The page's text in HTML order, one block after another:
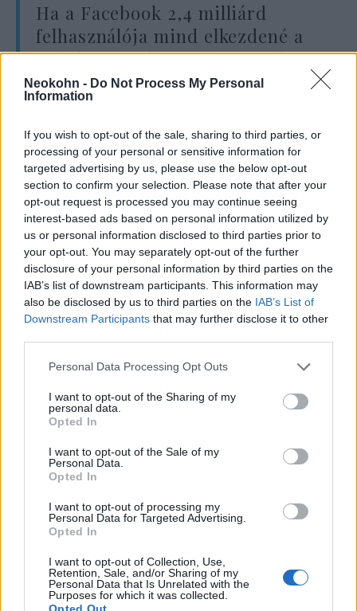
Neokohn - Do Not Process My Personal
Information
If you wish to opt-out of the sale, sharing to third parties, or
processing of your personal or sensitive information for
targeted advertising by us, please use the below opt-out
section to confirm your selection. Please note that after your
opt-out request is processed you may continue seeing
interest-based ads based on personal information utilized by
us or personal information disclosed to third parties prior to
your opt-out. You may separately opt-out of the further
disclosure of your personal information by third parties on the
IAB’s list of downstream participants. This information may
also be disclosed by us to third parties on the IAB’s List of
Downstream Participants that may further disclose it to other
Please note that this website/app uses one or more Google
not limited to your visit or usage behaviour. You may click to
grant or deny consent to Google and its third-party tags to
use your data for below specified purposes in below Google
consent section.
Personal Data Processing Opt Outs
I want to opt-out of the Sharing of my
personal data.
Opted In
I want to opt-out of the Sale of my
Personal Data.
Opted In
I want to opt-out of processing my
Personal Data for Targeted Advertising.
Opted In
I want to opt-out of Collection, Use,
Retention, Sale, and/or Sharing of my
Personal Data that Is Unrelated with the
Purposes for which it was collected.
Opted Out
Ha a Facebook 2,4 milliárd
felhasználója mind elkezdené a
Librát használni, akkor a világ
egyik legnagyobb pénzügyi
entitásává válna. Ez fogyasztói
forradalmat indítana, de
elbizonytalanítaná a pénzügyi
rendszert és csökkentené a
nemzetek gazdasági
szuverenitását.
A Facebook elsősorban a saját túlélését
akarja biztosítani. Kínában már mindenki
használja a chaten keresztül utalást
biztosító applikációt. Amerikában azonban
még mindig 18 milliárd csekket írnak egy
évben. A transzferköltség a bevételek 5%-át
eszi meg. A hitelkártyák pedig a 30 milliárdot
akasztanak a transzferekkel. Egy digitális
pénznem teljesen felborítaná ezt a rendszert.
Ha a Libra sikeres lesz, akkor
Mark Zuckerberg hatalma
nagyobb lesz, mint bármely
választott vezetőé a világon.